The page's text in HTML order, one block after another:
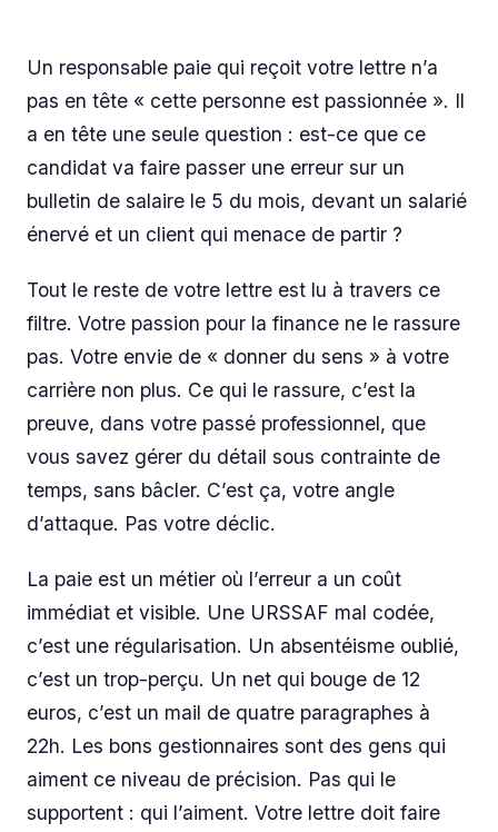
Un responsable paie qui reçoit votre lettre n’a
pas en tête « cette personne est passionnée ». Il
a en tête une seule question : est-ce que ce
candidat va faire passer une erreur sur un
bulletin de salaire le 5 du mois, devant un salarié
énervé et un client qui menace de partir ?
Tout le reste de votre lettre est lu à travers ce
filtre. Votre passion pour la finance ne le rassure
pas. Votre envie de « donner du sens » à votre
carrière non plus. Ce qui le rassure, c’est la
preuve, dans votre passé professionnel, que
vous savez gérer du détail sous contrainte de
temps, sans bâcler. C’est ça, votre angle
d’attaque. Pas votre déclic.
La paie est un métier où l’erreur a un coût
immédiat et visible. Une URSSAF mal codée,
c’est une régularisation. Un absentéisme oublié,
c’est un trop-perçu. Un net qui bouge de 12
euros, c’est un mail de quatre paragraphes à
22h. Les bons gestionnaires sont des gens qui
aiment ce niveau de précision. Pas qui le
supportent : qui l’aiment. Votre lettre doit faire